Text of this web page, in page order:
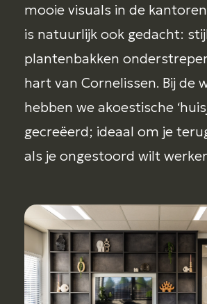
mooie visuals in de
is natuurlijk ook gedacht:
plantenbakken
hart van Cornelissen. Bij de
hebben we akoestische
gecreëerd; ideaal om je
als je ongestoord wilt